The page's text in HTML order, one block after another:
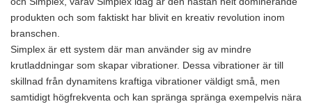
produkten och som faktiskt har blivit en kreativ revolution inom
branschen.
Simplex är ett system där man använder sig av mindre
krutladdningar som skapar vibrationer. Dessa vibrationer är till
skillnad från dynamitens kraftiga vibrationer väldigt små, men
samtidigt högfrekventa och kan spränga spränga exempelvis nära